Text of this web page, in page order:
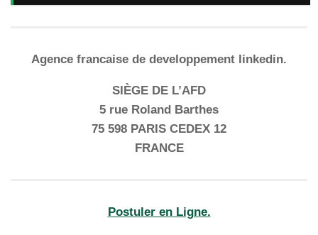
Agence francaise de developpement linkedin.
SIÈGE DE L’AFD
5 rue Roland Barthes
75 598 PARIS CEDEX 12
FRANCE
Postuler en Ligne.